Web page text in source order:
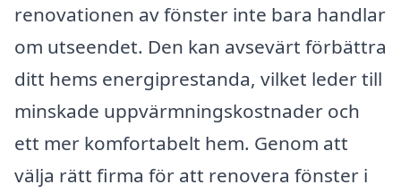
renovationen av fönster inte bara handlar
om utseendet. Den kan avsevärt förbättra
ditt hems energiprestanda, vilket leder till
minskade uppvärmningskostnader och
ett mer komfortabelt hem. Genom att
välja rätt firma för att renovera fönster i